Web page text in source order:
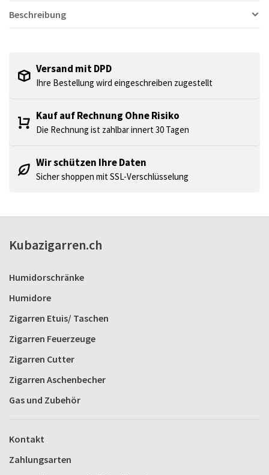
Beschreibung
Versand mit DPD
Ihre Bestellung wird eingeschreiben zugestellt
Kauf auf Rechnung Ohne Risiko
Die Rechnung ist zahlbar innert 30 Tagen
Wir schützen Ihre Daten
Sicher shoppen mit SSL-Verschlüsselung
Kubazigarren.ch
Humidorschränke
Humidore
Zigarren Etuis/ Taschen
Zigarren Feuerzeuge
Zigarren Cutter
Zigarren Aschenbecher
Gas und Zubehör
Kontakt
Zahlungsarten